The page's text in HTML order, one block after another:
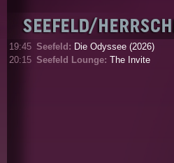
19:45 Seefeld: Die Odyssee (2026)
20:15 Seefeld Lounge: The Invite